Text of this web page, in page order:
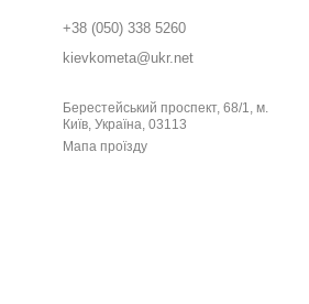
+38 (050) 338 5260
kievkometa@ukr.net
Берестейський проспект, 68/1, м.
Київ, Україна, 03113
Мапа проїзду